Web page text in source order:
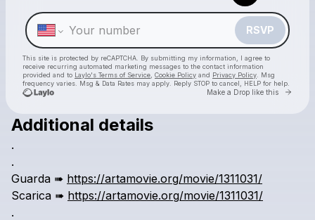
RSVP
This site is protected by reCAPTCHA. By submitting my information, I agree to
receive recurring automated marketing messages to the contact information
provided and to Laylo's Terms of Service Cookie Policy and Privacy Policy . Msg
frequency varies. Msg & Data Rates may apply. Reply STOP to cancel, HELP for help.
Make a Drop like this Go
Additional details
.
.
Guarda ➠ https://artamovie.org/movie/1311031/
Scarica ➠ https://artamovie.org/movie/1311031/
.